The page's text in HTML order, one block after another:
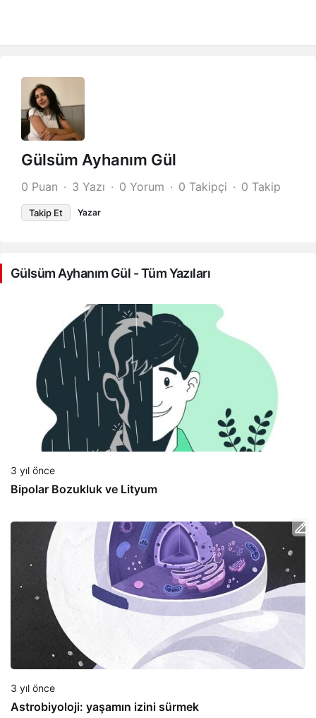
Gülsüm Ayhanım Gül
0 Puan 3 Yazı 0 Yorum 0 Takipçi 0 Takip
Takip Et Yazar
Gülsüm Ayhanım Gül - Tüm Yazıları
3 yıl önce
Bipolar Bozukluk ve Lityum
3 yıl önce
Astrobiyoloji: yaşamın izini sürmek